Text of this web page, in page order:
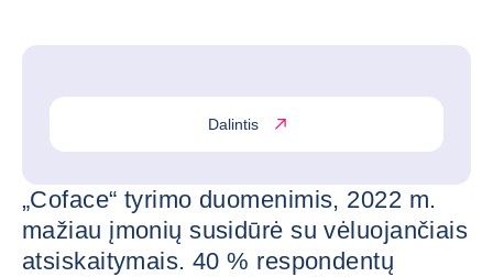
Dalintis
„Coface“ tyrimo duomenimis, 2022 m.
mažiau įmonių susidūrė su vėluojančiais
atsiskaitymais. 40 % respondentų